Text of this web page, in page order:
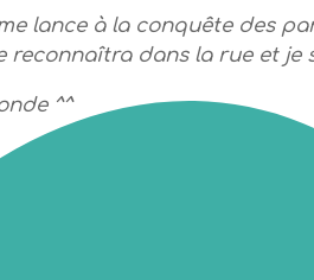
lance à la conquête des
reconnaîtra dans la rue et je
^^